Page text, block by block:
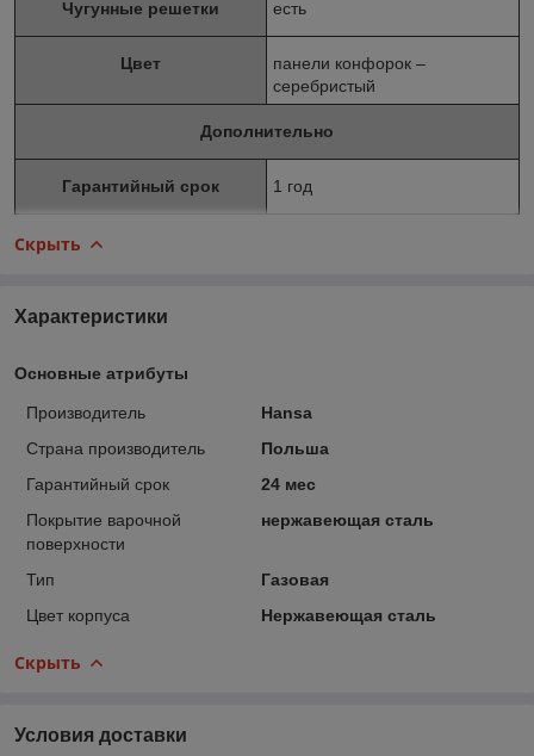
Чугунные решетки есть
Цвет
панели конфорок –
серебристый
Дополнительно
Гарантийный срок 1 год
Скрыть
Характеристики
Основные атрибуты
Производитель
Hansa
Страна производитель
Польша
Гарантийный срок
24 мес
Покрытие варочной
поверхности
нержавеющая сталь
Тип
Газовая
Цвет корпуса
Нержавеющая сталь
Скрыть
Условия доставки